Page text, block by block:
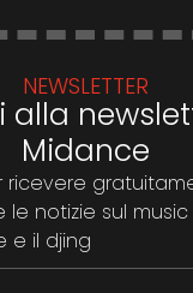
NEWSLETTER
alla
Midance
ricevere
notizie sul music
e il djing